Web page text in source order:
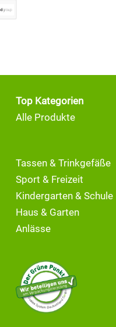
Top Kategorien
Alle Produkte
Tassen & Trinkgefäße
Sport & Freizeit
Kindergarten & Schule
Haus & Garten
Anlässe